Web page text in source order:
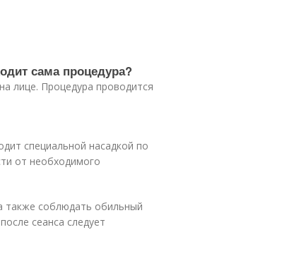
сама процедура?
лице. Процедура проводится
специальной насадкой по
от необходимого
также соблюдать обильный
сеанса следует